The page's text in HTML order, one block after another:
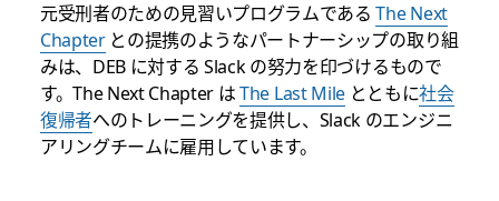
元受刑者のための見習いプログラムであるThe Next
Chapterとの提携のようなパートナーシップの取り組
みは、DEB に対する Slack の努力を印づけるもので
す。The Next Chapter はThe Last Mileとともに社会
復帰者へのトレーニングを提供し、Slack のエンジニ
アリングチームに雇用しています。